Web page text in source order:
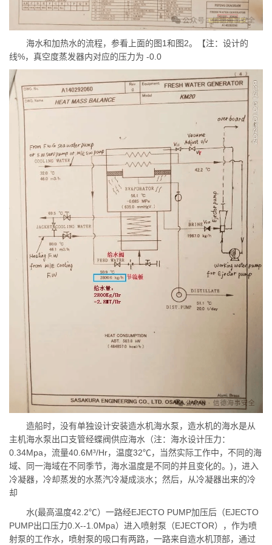
海水和加热水的流程，参看上面的图1和图2。【注：设计的
线%，真空度蒸发器内对应的压力为 -0.0
造船时，没有单独设计安装造水机海水泵，造水机的海水是从
主机海水泵出口支管经蝶阀供应海水（注：海水设计压力：
0.34Mpa，流量40.6M³/Hr，温度32℃，当然实际工作中，不同的海
域、同一海域在不同季节，海水温度是不同的并且变化的。)，进入
冷凝器，冷却蒸发的水蒸汽冷凝成淡水；然后，从冷凝器出来的冷
却
水(最高温度42.2℃）一路经EJECTO PUMP加压后（EJECTO
PUMP出口压力0.X--1.0Mpa）进入喷射泵（EJECTOR），作为喷
射泵的工作水，喷射泵的吸口有两路，一路来自造水机顶部，通过